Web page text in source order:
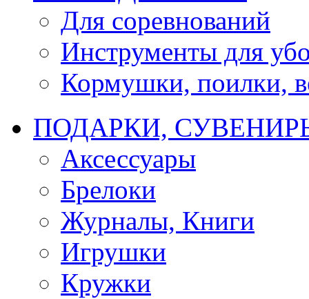
Для соревнований
Инструменты для
Кормушки, поилки,
ПОДАРКИ,
Аксессуары
Брелоки
Журналы, Книги
Игрушки
Кружки